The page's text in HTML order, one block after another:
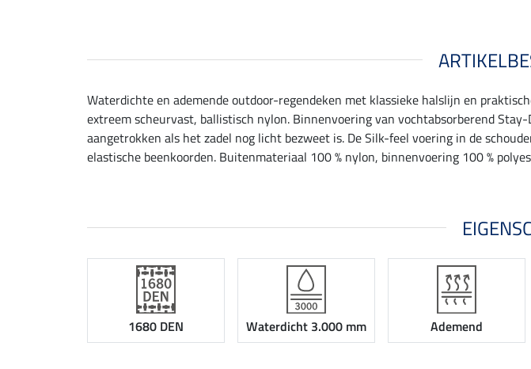
Waterdichte en ademende outdoor-regendeken met klassieke halslijn en
extreem scheurvast, ballistisch nylon. Binnenvoering van vochtabsorberend
aangetrokken als het zadel nog licht bezweet is. De Silk-feel voering in de
elastische beenkoorden. Buitenmateriaal 100 % nylon, binnenvoering 100 %
1680 DEN Waterdicht 3.000 mm Ademend